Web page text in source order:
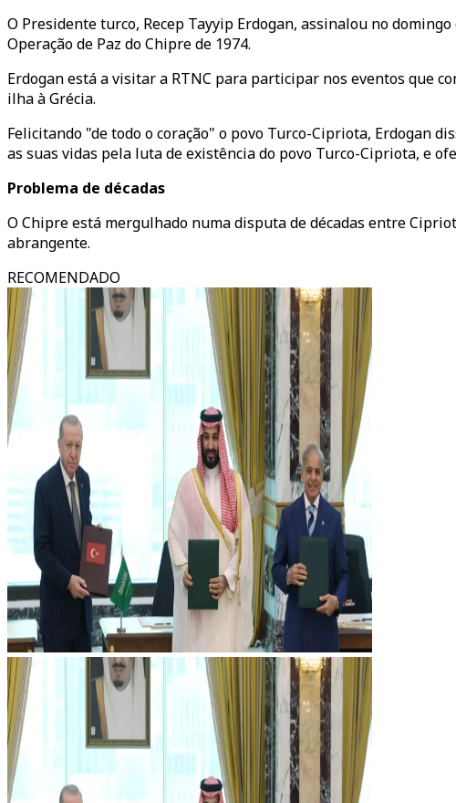
O Presidente turco, Recep Tayyip Erdogan, assinalou no
Operação de Paz do Chipre de 1974.
Erdogan está a visitar a RTNC para participar nos eventos que
ilha à Grécia.
Felicitando "de todo o coração" o povo Turco-Cipriota, Erdogan
as suas vidas pela luta de existência do povo Turco-Cipriota, e
Problema de décadas
O Chipre está mergulhado numa disputa de décadas entre
abrangente.
RECOMENDADO